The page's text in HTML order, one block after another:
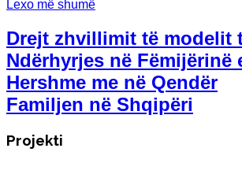
Lexo më shumë
Drejt zhvillimit të modelit
Ndërhyrjes në Fëmijërinë
Hershme me në Qendër
Familjen në Shqipëri​
Projekti